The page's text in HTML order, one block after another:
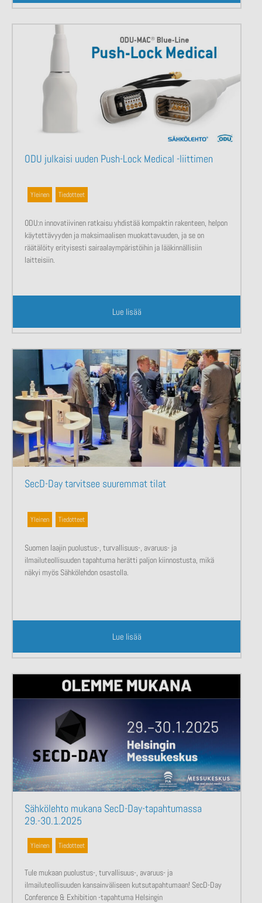
ODU julkaisi uuden Push-Lock Medical -liittimen
Yleinen Tiedotteet
ODU:n innovatiivinen ratkaisu yhdistää kompaktin rakenteen, helpon
käytettävyyden ja maksimaalisen muokattavuuden, ja se on
räätälöity erityisesti sairaalaympäristöihin ja lääkinnällisiin
laitteisiin.
Lue lisää
SecD-Day tarvitsee suuremmat tilat
Yleinen Tiedotteet
Suomen laajin puolustus-, turvallisuus-, avaruus- ja
ilmailuteollisuuden tapahtuma herätti paljon kiinnostusta, mikä
näkyi myös Sähkölehdon osastolla.
Lue lisää
Sähkölehto mukana SecD-Day-tapahtumassa
29.-30.1.2025
Yleinen Tiedotteet
Tule mukaan puolustus-, turvallisuus-, avaruus- ja
ilmailuteollisuuden kansainväliseen kutsutapahtumaan! SecD-Day
Conference & Exhibition -tapahtuma Helsingin